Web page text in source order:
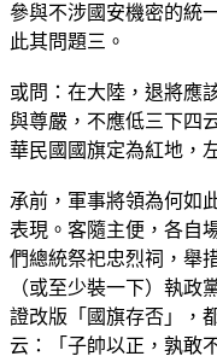
參與不涉國安機密的統
此其問題三。
或問：在大陸，退將應
與尊嚴，不應低三下四
華民國國旗定為紅地，
承前，軍事將領為何如
表現。客隨主便，各自
們總統祭祀忠烈祠，舉
（或至少裝一下）執政
證改版「國旗存否」，
云：「子帥以正，孰敢